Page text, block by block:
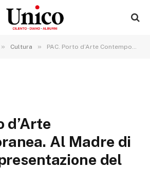
» Cultura » PAC. Porto d’Arte Contemporanea. Al Madre di Napoli la presentazione del catalogo
d’Arte
Al Madre di
del